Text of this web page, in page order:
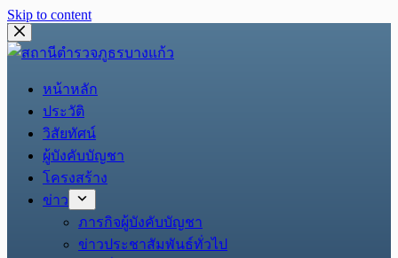
Skip to content
หน้าหลัก
ประวัติ
วิสัยทัศน์
ผู้บังคับบัญชา
โครงสร้าง
ข่าว
ภารกิจผู้บังคับบัญชา
ข่าวประชาสัมพันธ์ทั่วไป